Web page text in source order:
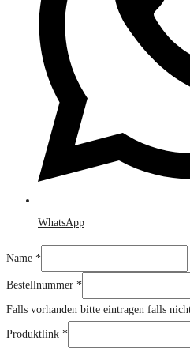
WhatsApp
Name *
Bestellnummer *
Falls vorhanden bitte eintragen falls
Produktlink *